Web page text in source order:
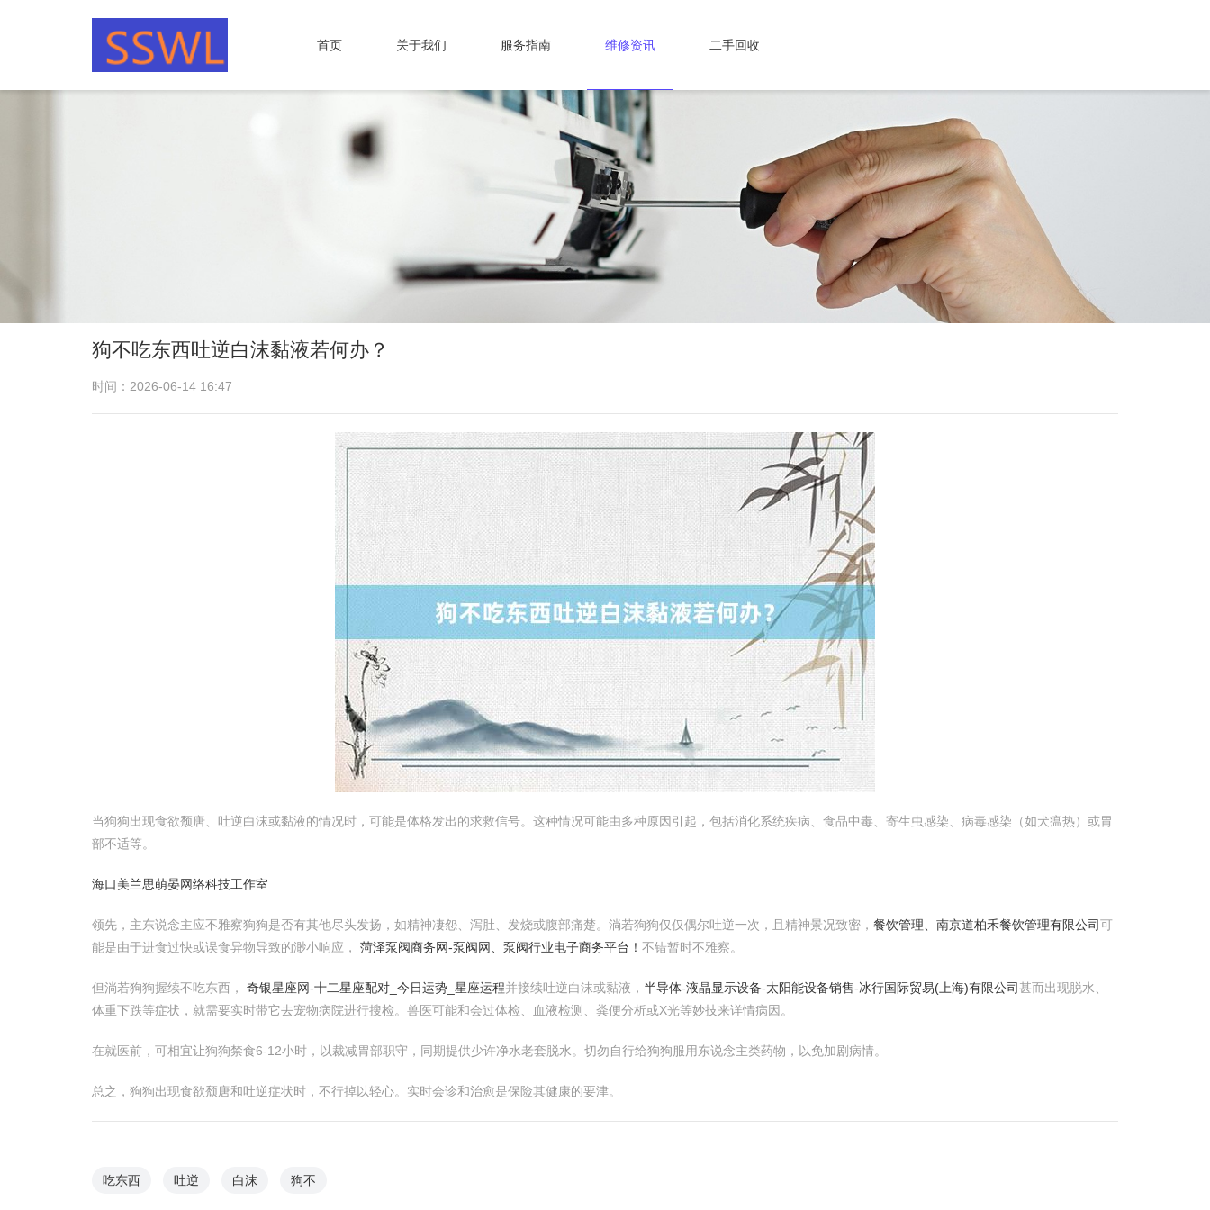
首页 关于我们 服务指南 维修资讯 二手回收
狗不吃东西吐逆白沫黏液若何办？
时间：2026-06-14 16:47
当狗狗出现食欲颓唐、吐逆白沫或黏液的情况时，可能是体格发出的求救信号。这种情况可能由多种原因引起，包括消化系统疾病、食品中毒、寄生虫感染、病毒感染（如犬瘟热）或胃
部不适等。
海口美兰思萌晏网络科技工作室
领先，主东说念主应不雅察狗狗是否有其他尽头发扬，如精神凄怨、泻肚、发烧或腹部痛楚。淌若狗狗仅仅偶尔吐逆一次，且精神景况致密， 餐饮管理、南京道柏禾餐饮管理有限公司可
能是由于进食过快或误食异物导致的渺小响应， 菏泽泵阀商务网-泵阀网、泵阀行业电子商务平台！ 不错暂时不雅察。
但淌若狗狗握续不吃东西， 奇银星座网-十二星座配对_今日运势_星座运程并接续吐逆白沫或黏液， 半导体-液晶显示设备-太阳能设备销售-冰行国际贸易(上海)有限公司甚而出现脱水、
体重下跌等症状，就需要实时带它去宠物病院进行搜检。兽医可能和会过体检、血液检测、粪便分析或X光等妙技来详情病因。
在就医前，可相宜让狗狗禁食6-12小时，以裁减胃部职守，同期提供少许净水老套脱水。切勿自行给狗狗服用东说念主类药物，以免加剧病情。
总之，狗狗出现食欲颓唐和吐逆症状时，不行掉以轻心。实时会诊和治愈是保险其健康的要津。
吃东西 吐逆 白沫 狗不